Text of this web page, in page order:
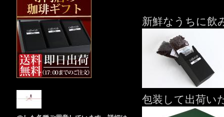
新鮮なうちに飲
包装して出荷い